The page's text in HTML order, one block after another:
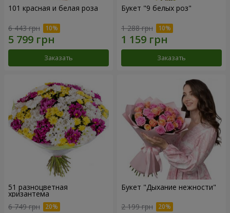
101 красная и белая роза
6 443 грн
Заказать
Букет "9 белых роз"
1 288 грн
Заказать
51 разноцветная
хризантема
6 749 грн
Букет "Дыхание нежности"
2 199 грн